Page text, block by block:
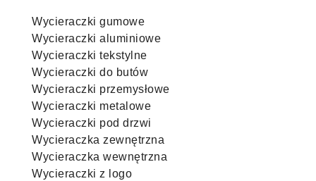
Wycieraczki gumowe
Wycieraczki aluminiowe
Wycieraczki tekstylne
Wycieraczki do butów
Wycieraczki przemysłowe
Wycieraczki metalowe
Wycieraczki pod drzwi
Wycieraczka zewnętrzna
Wycieraczka wewnętrzna
Wycieraczki z logo